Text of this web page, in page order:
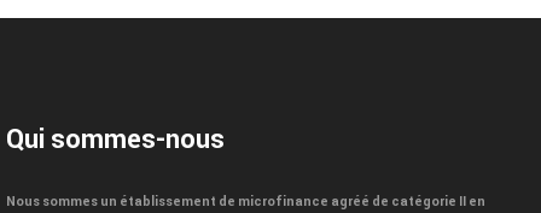
Qui sommes-nous
Nous sommes un établissement de microfinance agréé de catégorie II en